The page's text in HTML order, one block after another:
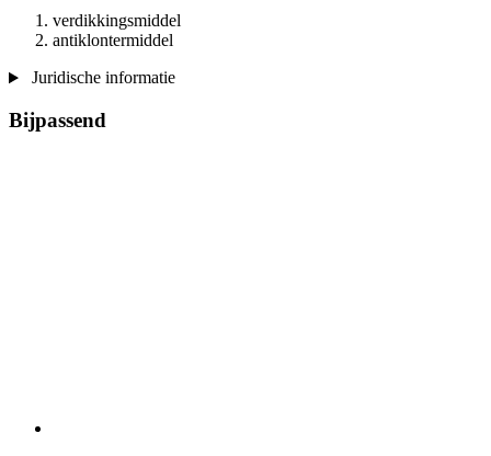
verdikkingsmiddel
antiklontermiddel
Juridische informatie
Bijpassend